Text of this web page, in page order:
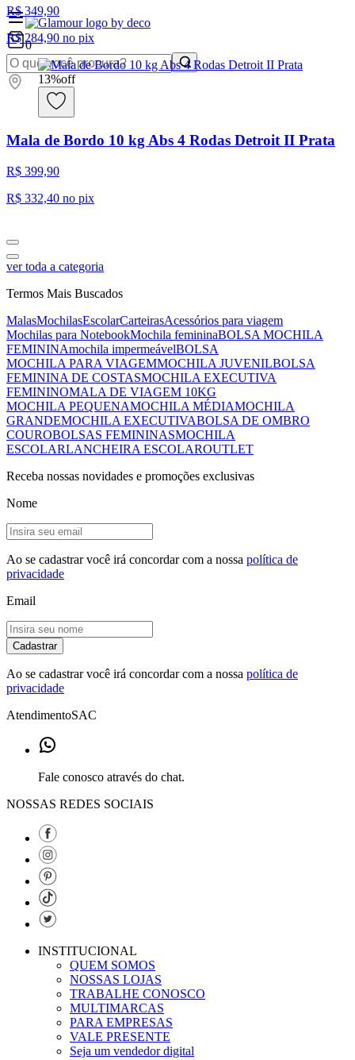
0
R$ 349,90
R$ 284,90 no pix
13%off
Mala de Bordo 10 kg Abs 4 Rodas Detroit II Prata
R$ 399,90
R$ 332,40 no pix
ver toda a categoria
Termos Mais Buscados
MalasMochilasEscolarCarteirasAcessórios para viagem
Mochilas para NotebookMochila femininaBOLSA MOCHILA
FEMININAmochila impermeávelBOLSA
MOCHILA PARA VIAGEMMOCHILA JUVENILBOLSA
FEMININA DE COSTASMOCHILA EXECUTIVA
FEMININOMALA DE VIAGEM 10KG
MOCHILA PEQUENAMOCHILA MÉDIAMOCHILA
GRANDEMOCHILA EXECUTIVABOLSA DE OMBRO
COUROBOLSAS FEMININASMOCHILA
ESCOLARLANCHEIRA ESCOLAROUTLET
Receba nossas novidades e promoções exclusivas
Nome
Ao se cadastrar você irá concordar com a nossa política de
privacidade
Email
Cadastrar
Ao se cadastrar você irá concordar com a nossa política de
privacidade
AtendimentoSAC
Fale conosco através do chat.
NOSSAS REDES SOCIAIS
INSTITUCIONAL
QUEM SOMOS
NOSSAS LOJAS
TRABALHE CONOSCO
MULTIMARCAS
PARA EMPRESAS
VALE PRESENTE
Seja um vendedor digital